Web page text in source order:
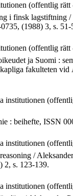
(offentlig
i finsk lagstiftning
(1988) 3, s. 51-
(offentlig
ja Suomi :
fakulteten
institutionen
: beihefte, ISSN
institutionen
/
2, s. 123-139.
institutionen